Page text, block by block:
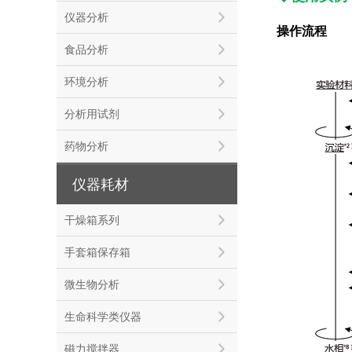
仪器分析
食品分析
环境分析
分析用试剂
药物分析
仪器耗材
干燥箱系列
手套箱保存箱
微生物分析
生命科学类仪器
磁力搅拌器
操作流程